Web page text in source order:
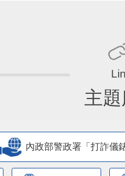
主
內政部警政署「打詐儀